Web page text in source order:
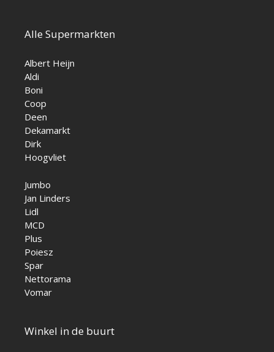
Alle Supermarkten
Albert Heijn
Aldi
Boni
Coop
Deen
Dekamarkt
Dirk
Hoogvliet
Jumbo
Jan Linders
Lidl
MCD
Plus
Poiesz
Spar
Nettorama
Vomar
Winkel in de buurt